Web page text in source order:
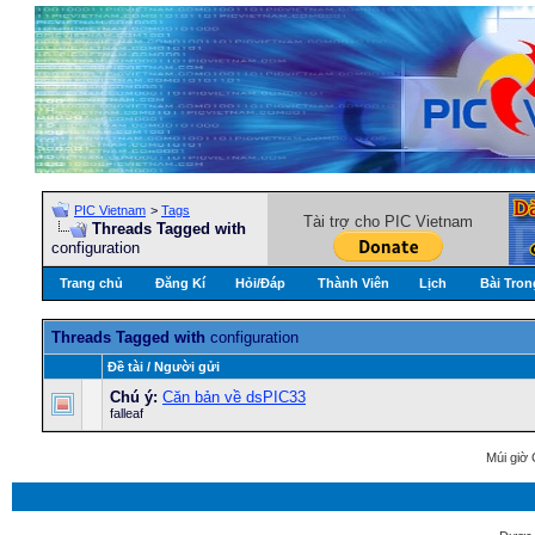
PIC Vietnam > Tags
Threads Tagged with
configuration
Tài trợ cho PIC Vietnam
Trang chủ Đăng Kí Hỏi/Ðáp Thành Viên Lịch Bài
Threads Tagged with configuration
Ðề tài / Người gửi
Chú ý: Căn bản về dsPIC33
falleaf
Múi giờ